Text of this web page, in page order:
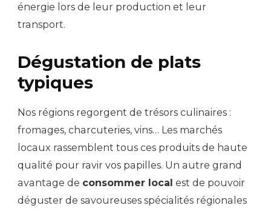
énergie lors de leur production et leur
transport.
Dégustation de plats
typiques
Nos régions regorgent de trésors culinaires :
fromages, charcuteries, vins… Les marchés
locaux rassemblent tous ces produits de haute
qualité pour ravir vos papilles. Un autre grand
avantage de consommer local est de pouvoir
déguster de savoureuses spécialités régionales